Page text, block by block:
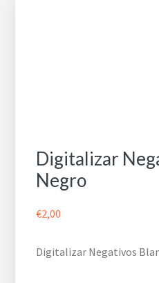
Digitalizar
Negro
€2,00
Digitalizar Negativos